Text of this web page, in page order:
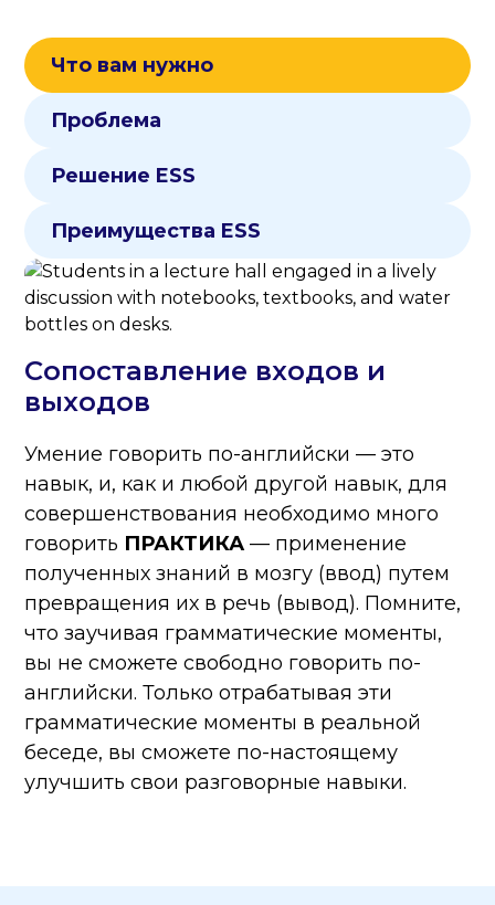
Что вам нужно
Проблема
Решение ESS
Преимущества ESS
Сопоставление входов и
выходов
Умение говорить по-английски — это
навык, и, как и любой другой навык, для
совершенствования необходимо много
говорить ПРАКТИКА — применение
полученных знаний в мозгу (ввод) путем
превращения их в речь (вывод). Помните,
что заучивая грамматические моменты,
вы не сможете свободно говорить по-
английски. Только отрабатывая эти
грамматические моменты в реальной
беседе, вы сможете по-настоящему
улучшить свои разговорные навыки.